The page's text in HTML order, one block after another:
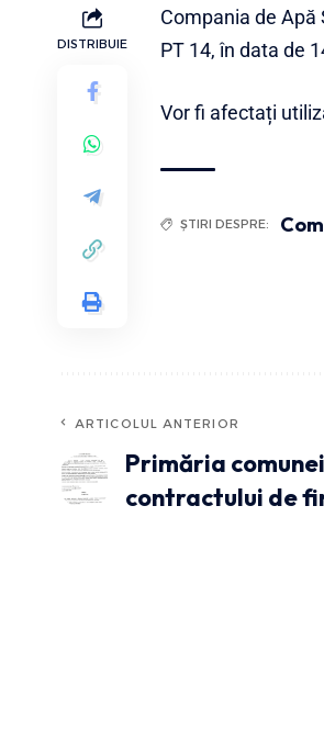
DISTRIBUIE
Compania de
PT 14, în data de
Vor fi afectați
ȘTIRI DESPRE:
ARTICOLUL ANTERIOR
Primăria
contractului de